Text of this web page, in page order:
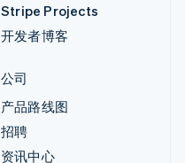
Stripe Projects
开发者博客
公司
产品路线图
招聘
资讯中心